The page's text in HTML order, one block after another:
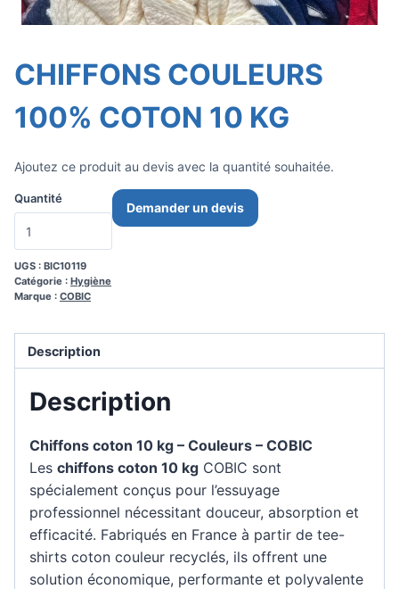
CHIFFONS COULEURS
100% COTON 10 KG
Ajoutez ce produit au devis avec la quantité souhaitée.
Quantité
Demander un devis
UGS : BIC10119
Catégorie : Hygiène
Marque : COBIC
Description
Description
Chiffons coton 10 kg – Couleurs – COBIC
Les chiffons coton 10 kg COBIC sont
spécialement conçus pour l’essuyage
professionnel nécessitant douceur, absorption et
efficacité. Fabriqués en France à partir de tee-
shirts coton couleur recyclés, ils offrent une
solution économique, performante et polyvalente